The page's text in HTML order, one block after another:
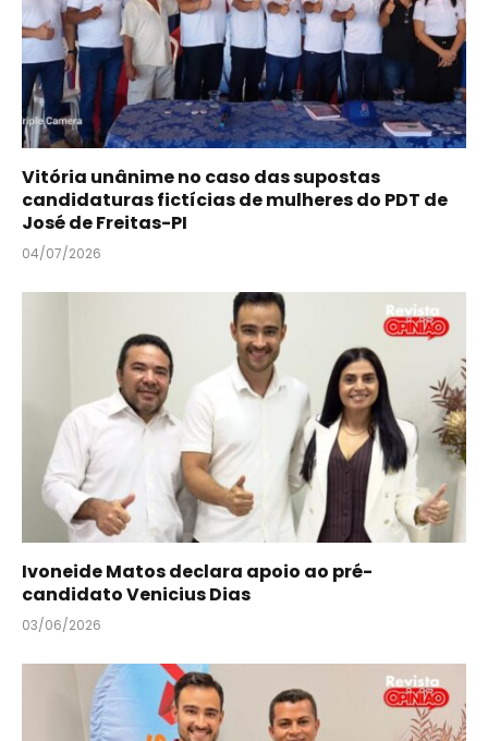
Vitória unânime no caso das supostas
candidaturas fictícias de mulheres do PDT de
José de Freitas-PI
04/07/2026
Ivoneide Matos declara apoio ao pré-
candidato Venicius Dias
03/06/2026